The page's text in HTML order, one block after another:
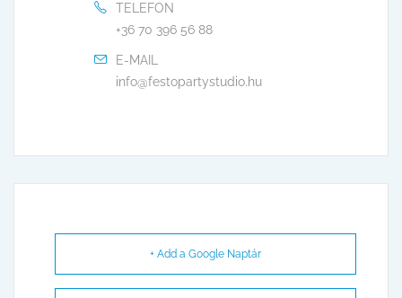
TELEFON
+36 70 396 56 88
E-MAIL
info@festopartystudio.hu
+ Add a Google Naptár